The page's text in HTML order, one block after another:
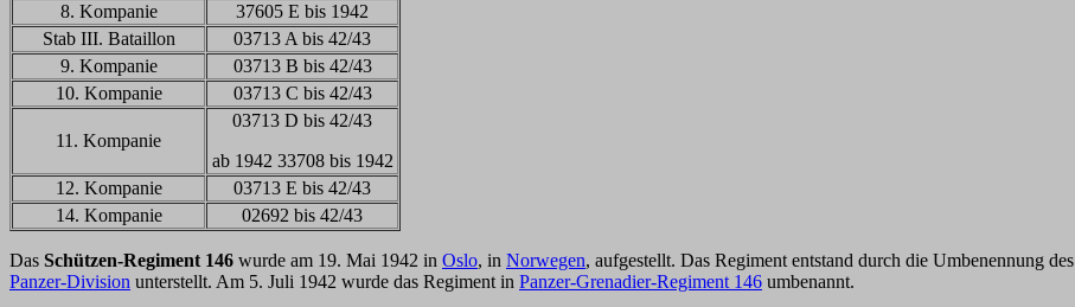
8. Kompanie
37605 E bis 1942
Stab III. Bataillon
03713 A bis 42/43
9. Kompanie
03713 B bis 42/43
10. Kompanie
03713 C bis 42/43
11. Kompanie
03713 D bis 42/43
ab 1942 33708 bis 1942
12. Kompanie
03713 E bis 42/43
14. Kompanie
02692 bis 42/43
Das Schützen-Regiment 146 wurde am 19. Mai 1942 in Oslo, in Norwegen, aufgestellt. Das Regiment entstand durch die Umbenennung des
Panzer-Division unterstellt. Am 5. Juli 1942 wurde das Regiment in Panzer-Grenadier-Regiment 146 umbenannt.